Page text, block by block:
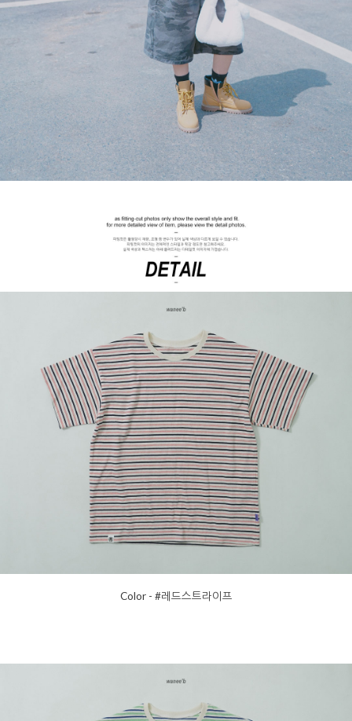
Color - #레드스트라이프